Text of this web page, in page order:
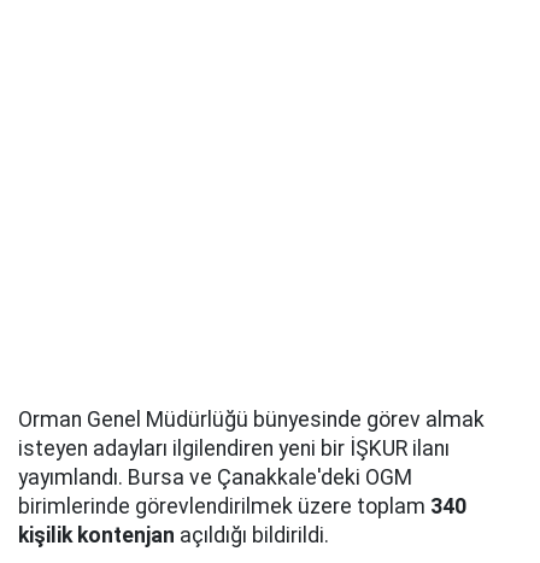
Orman Genel Müdürlüğü bünyesinde görev almak
isteyen adayları ilgilendiren yeni bir İŞKUR ilanı
yayımlandı. Bursa ve Çanakkale'deki OGM
birimlerinde görevlendirilmek üzere toplam 340
kişilik kontenjan açıldığı bildirildi.